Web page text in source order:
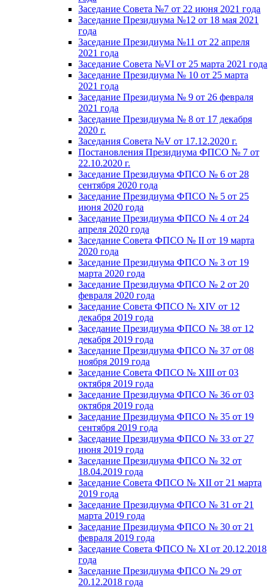
Заседание Совета №7 от 22 июня 2021 года
Заседание Президиума №12 от 18 мая 2021
года
Заседание Президиума №11 от 22 апреля
2021 года
Заседание Совета №VI от 25 марта 2021 года
Заседание Президиума № 10 от 25 марта
2021 года
Заседание Президиума № 9 от 26 февраля
2021 года
Заседание Президиума № 8 от 17 декабря
2020 г.
Заседания Совета №V от 17.12.2020 г.
Постановления Президиума ФПСО № 7 от
22.10.2020 г.
Заседание Президиума ФПСО № 6 от 28
сентября 2020 года
Заседание Президиума ФПСО № 5 от 25
июня 2020 года
Заседание Президиума ФПСО № 4 от 24
апреля 2020 года
Заседание Совета ФПСО № II от 19 марта
2020 года
Заседание Президиума ФПСО № 3 от 19
марта 2020 года
Заседание Президиума ФПСО № 2 от 20
февраля 2020 года
Заседание Совета ФПСО № XIV от 12
декабря 2019 года
Заседание Президиума ФПСО № 38 от 12
декабря 2019 года
Заседание Президиума ФПСО № 37 от 08
ноября 2019 года
Заседание Совета ФПСО № XIII от 03
октября 2019 года
Заседание Президиума ФПСО № 36 от 03
октября 2019 года
Заседание Президиума ФПСО № 35 от 19
сентября 2019 года
Заседание Президиума ФПСО № 33 от 27
июня 2019 года
Заседание Президиума ФПСО № 32 от
18.04.2019 года
Заседание Совета ФПСО № XII от 21 марта
2019 года
Заседание Президиума ФПСО № 31 от 21
марта 2019 года
Заседание Президиума ФПСО № 30 от 21
февраля 2019 года
Заседание Совета ФПСО № XI от 20.12.2018
года
Заседание Президиума ФПСО № 29 от
20.12.2018 года